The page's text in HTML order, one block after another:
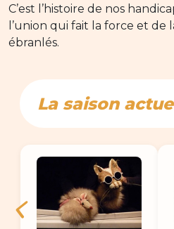
C’est l’histoire de nos
l’union qui fait la force et de
ébranlés.
La saison